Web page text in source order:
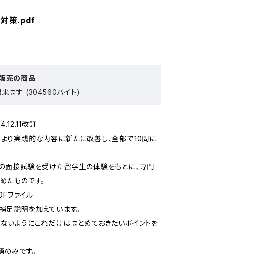
策.pdf
売の商品
来ます (304560バイト)
改訂
り実践的な内容に新たに改善し、全部で10問に
面接試験を受けた留学生の体験をもとに、専門
たものです。
ファイル
説明を加えています。
いようにこれだけはまとめておきたいポイントを
みです。